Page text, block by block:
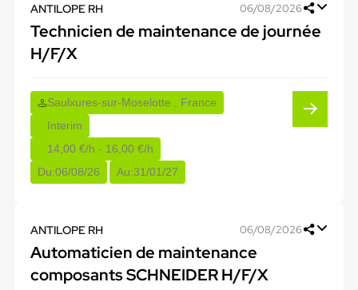
ANTILOPE RH 06/08/2026
Technicien de maintenance de journée
H/F/X
Saulxures-sur-Moselotte , France
Interim
14,00 €/h - 16,00 €/h
Du:06/08/26 Au:31/01/27
ANTILOPE RH 06/08/2026
Automaticien de maintenance
composants SCHNEIDER H/F/X